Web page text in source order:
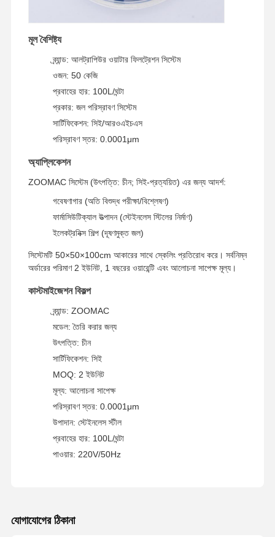
বাড়ি পণ্য
কারখানা পরিদর্শন গুণমান নিয়ন্ত্রণ
আমাদের সাথে
যোগাযোগ
খবর
মামলা
একটি উদ্ধৃতি
ল্যাবরেটরি আল্ট্রাপিউর ওয়াটার সিস্টেম
আল্ট্রা পিউর ওয়াটার মেশিন
অতি বিশুদ্ধ পানি পরিশোধন ব্যবস্থা
অতি বিশুদ্ধ পানির সরঞ্জাম
আল্ট্রাপুর ওয়াটার ফিল্টারিং সিস্টেম
আল্ট্রা পিওর RO ওয়াটার সিস্টেম
জল বিশুদ্ধকরণের জন্য ব্যবহারযোগ্য সামগ্রী
মূল বৈশিষ্ট্য
ব্র্যান্ড: আলট্রাপিউর ওয়াটার ফিলট্রেশন সিস্টেম
ওজন: 50 কেজি
প্রবাহের হার: 100L/ঘন্টা
প্রকার: জল পরিস্রাবণ সিস্টেম
সার্টিফিকেশন: সিই/আরওএইচএস
পরিস্রাবণ স্তর: 0.0001μm
অ্যাপ্লিকেশন
ZOOMAC সিস্টেম (উৎপত্তি: চীন; সিই-প্রত্যয়িত) এর জন্য আদর্শ:
গবেষণাগার (অতি বিশুদ্ধ পরীক্ষা/বিশ্লেষণ)
ফার্মাসিউটিক্যাল উত্পাদন (স্টেইনলেস স্টিলের নির্মাণ)
ইলেকট্রনিক্স শিল্প (দূষণমুক্ত জল)
সিস্টেমটি 50×50×100cm আকারের সাথে স্কেলিং প্রতিরোধ করে। সর্বনিম্ন
অর্ডারের পরিমাণ 2 ইউনিট, 1 বছরের ওয়ারেন্টি এবং আলোচনা সাপেক্ষ মূল্য।
কাস্টমাইজেশন বিকল্প
ব্র্যান্ড: ZOOMAC
মডেল: তৈরি করার জন্য
উৎপত্তি: চীন
সার্টিফিকেশন: সিই
MOQ: 2 ইউনিট
মূল্য: আলোচনা সাপেক্ষ
পরিস্রাবণ স্তর: 0.0001μm
উপাদান: স্টেইনলেস স্টীল
প্রবাহের হার: 100L/ঘন্টা
পাওয়ার: 220V/50Hz
যোগাযোগের ঠিকানা